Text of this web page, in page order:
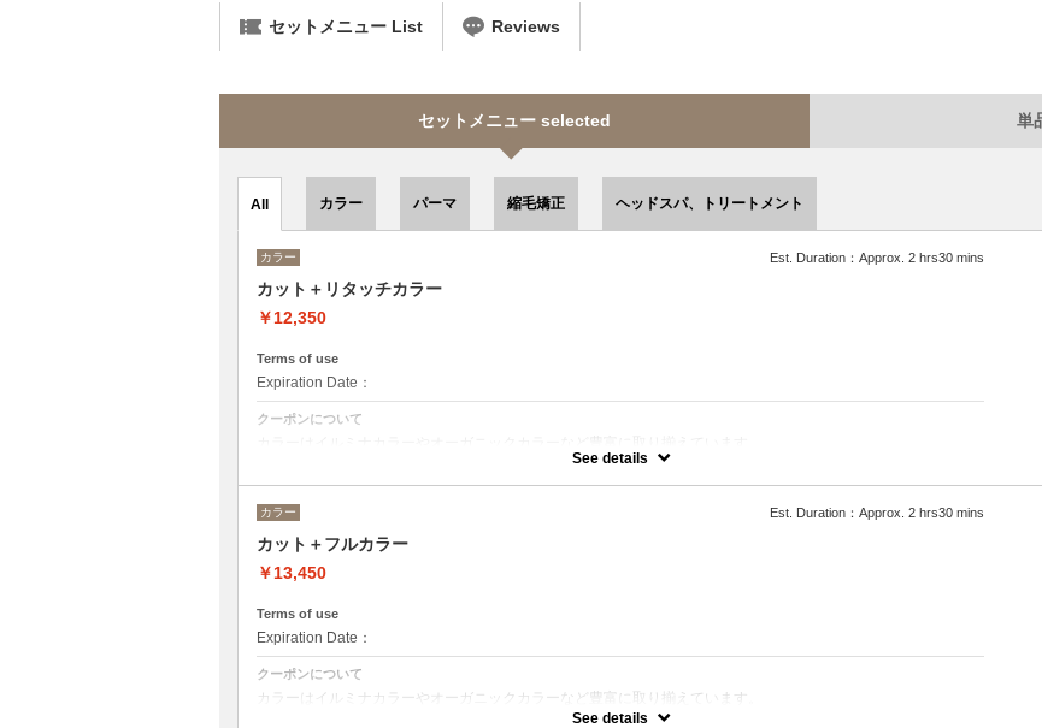
セットメニュー List Reviews
セットメニュー selected 単
All カラー パーマ 縮毛矯正 ヘッドスパ、トリートメント
カラー Est. Duration：Approx. 2 hrs30 mins
カット＋リタッチカラー
￥12,350
Terms of use
Expiration Date：
クーポンについて
デザインによってベストな選択をさせて頂きます。See details
カラー Est. Duration：Approx. 2 hrs30 mins
カット＋フルカラー
￥13,450
Terms of use
Expiration Date：
クーポンについて
カラーはイルミナカラーやオーガニックカラーなど豊富に取り揃えています。
デザインによってベストな選択をさせて頂きます。See details